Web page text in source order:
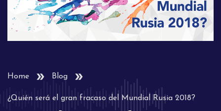
Home Blog
¿Quién será el gran fracaso del Mundial Rusia 2018?